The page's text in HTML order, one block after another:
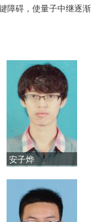
障碍，使量子中继逐渐
安子烨